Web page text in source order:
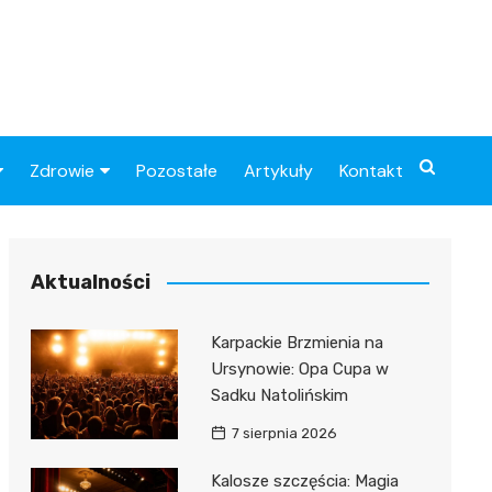
Zdrowie
Przychodnie
Apteki
Pozostałe Artykuły Kontakt
Aktualności
Karpackie Brzmienia na
Ursynowie: Opa Cupa w
Sadku Natolińskim
7 sierpnia 2026
Kalosze szczęścia: Magia